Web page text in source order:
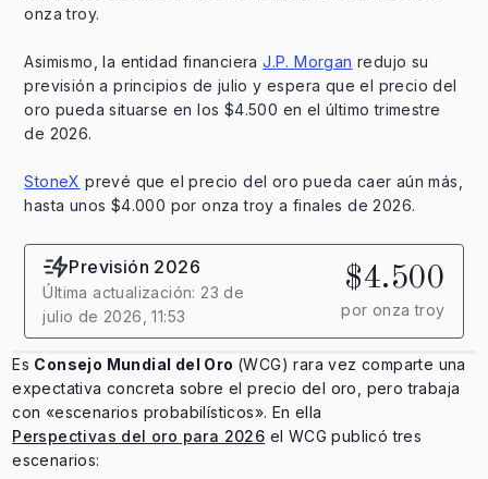
onza troy.
Asimismo, la entidad financieraJ.P. Morgan redujo su
previsión a principios de julio y espera que el precio del
oro pueda situarse en los $4.500 en el último trimestre
de 2026.
StoneX prevé que el precio del oro pueda caer aún más,
hasta unos $4.000 por onza troy a finales de 2026.
Previsión 2026
Última actualización: 23 de
julio de 2026, 11:53
$4.500
por onza troy
Es Consejo Mundial del Oro (WCG) rara vez comparte una
expectativa concreta sobre el precio del oro, pero trabaja
con «escenarios probabilísticos». En ella
Perspectivas del oro para 2026 el WCG publicó tres
escenarios: